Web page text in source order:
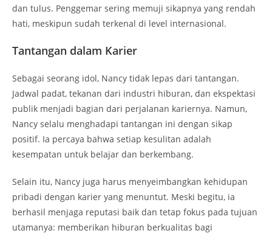
dan tulus. Penggemar sering memuji sikapnya yang rendah
hati, meskipun sudah terkenal di level internasional.
Tantangan dalam Karier
Sebagai seorang idol, Nancy tidak lepas dari tantangan.
Jadwal padat, tekanan dari industri hiburan, dan ekspektasi
publik menjadi bagian dari perjalanan kariernya. Namun,
Nancy selalu menghadapi tantangan ini dengan sikap
positif. Ia percaya bahwa setiap kesulitan adalah
kesempatan untuk belajar dan berkembang.
Selain itu, Nancy juga harus menyeimbangkan kehidupan
pribadi dengan karier yang menuntut. Meski begitu, ia
berhasil menjaga reputasi baik dan tetap fokus pada tujuan
utamanya: memberikan hiburan berkualitas bagi